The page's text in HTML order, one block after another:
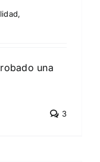
,
una
3